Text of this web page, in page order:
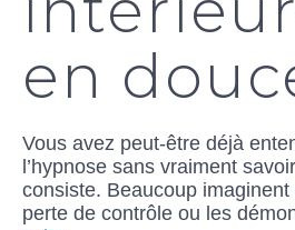
en
Vous avez peut-être déjà
l’hypnose sans vraiment
consiste. Beaucoup
perte de contrôle ou les